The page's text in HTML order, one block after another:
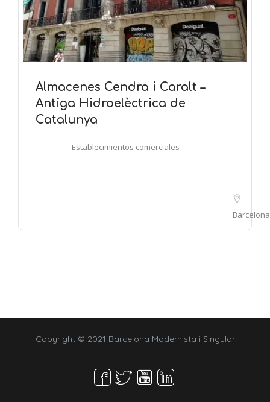
Almacenes Cendra i Caralt –
Antiga Hidroelèctrica de
Catalunya
Establecimientos comerciales
Barcelona
Copyright © 2021 Barcelona Modernista i Singular